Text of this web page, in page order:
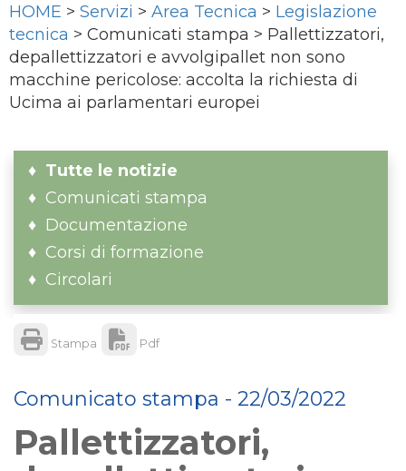
HOME > Servizi > Area Tecnica > Legislazione
tecnica > Comunicati stampa > Pallettizzatori,
depallettizzatori e avvolgipallet non sono
macchine pericolose: accolta la richiesta di
Ucima ai parlamentari europei
Tutte le notizie
Comunicati stampa
Documentazione
Corsi di formazione
Circolari
Stampa Pdf
Comunicato stampa - 22/03/2022
Pallettizzatori,